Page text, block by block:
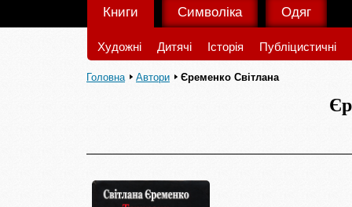
Книги
Художні Дитячі Історія Публіцистичні
Символіка Одяг
Головна Автори Єременко Світлана